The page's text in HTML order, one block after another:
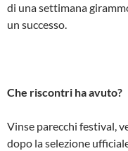
di una settimana
un successo.
Che riscontri ha avuto?
Vinse parecchi festival,
dopo la selezione